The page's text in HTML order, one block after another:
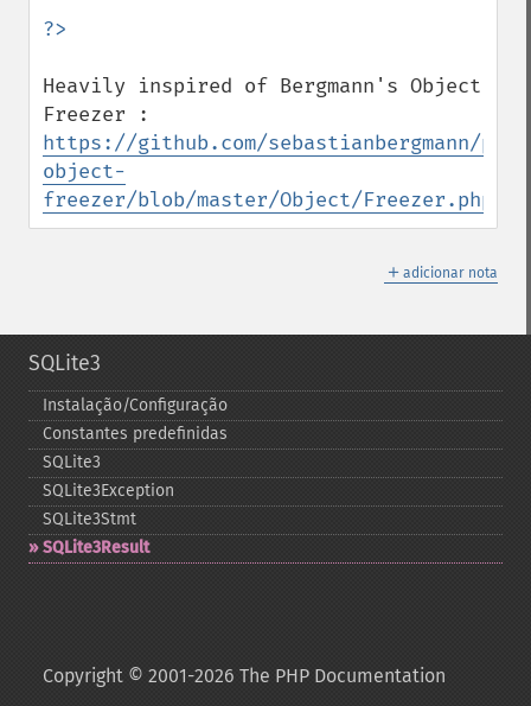
Heavily inspired of Bergmann's Object
https://github.com/sebastianbergmann/php-
object-
freezer/blob/master/Object/Freezer.php
＋ adicionar nota
SQLite3
Instalação/Configuração
Constantes predefinidas
SQLite3
SQLite3Exception
SQLite3Stmt
SQLite3Result
Copyright © 2001-2026 The PHP Documentation